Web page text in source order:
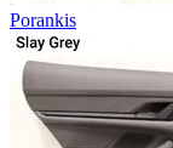
Porankis